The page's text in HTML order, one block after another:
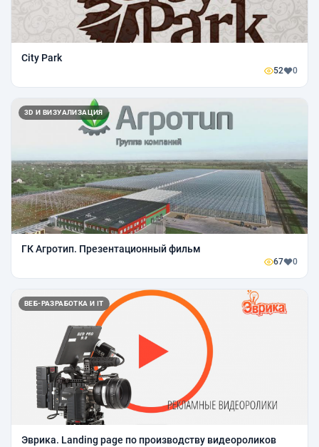
City Park
52 0
3D И ВИЗУАЛИЗАЦИЯ
ГК Агротип. Презентационный фильм
67 0
ВЕБ-РАЗРАБОТКА И IT
Эврика. Landing page по производству видеороликов